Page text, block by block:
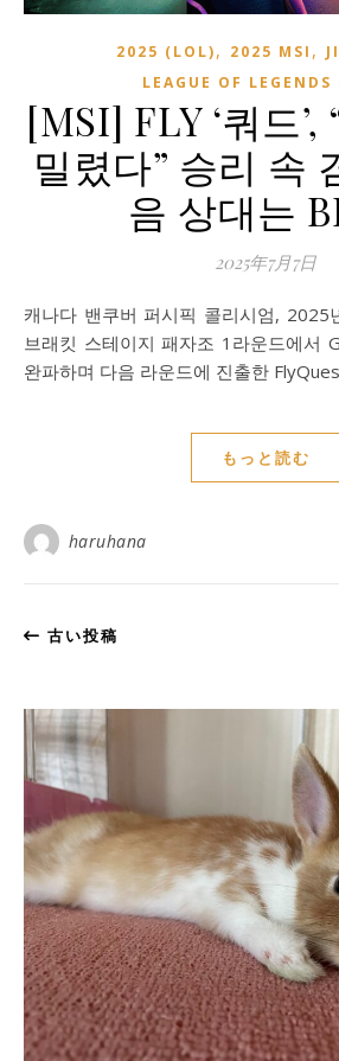
2025 (LOL), 2025 MSI ,
LEAGUE OF
[MSI] FLY ‘쿼드’,
밀렸다” 승리 속
음 상대는
2025年7月7日
캐나다 밴쿠버 퍼시픽 콜리시엄, 2025년 7월 5일. MSI 2025
브래킷 스테이지 패자조 1라운드에서
완파하며 다음 라운드에 진출한
もっと読む
haruhana
古い投稿